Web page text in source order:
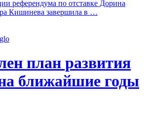
референдума по отставке Дорина
Кишинева завершила в …
план развития
ближайшие годы